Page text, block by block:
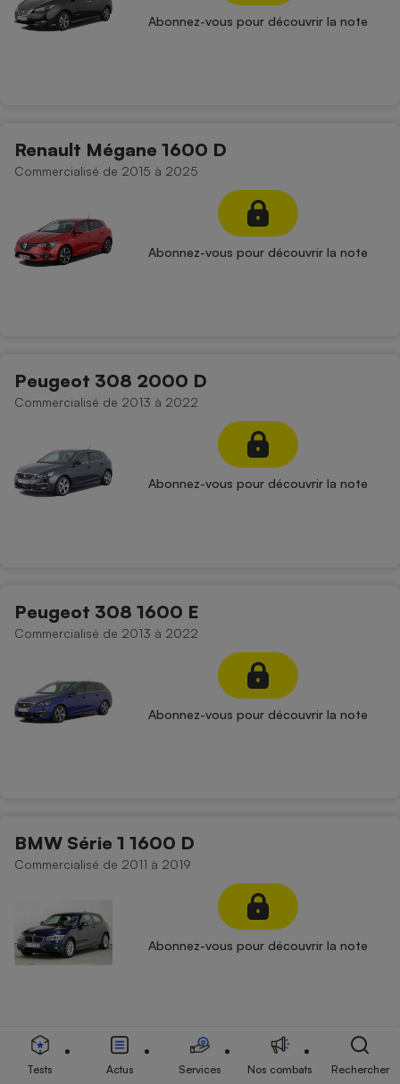
Abonnez-vous pour découvrir la note
Renault Mégane 1600 D
Commercialisé de 2015 à 2025
Abonnez-vous pour découvrir la note
Peugeot 308 2000 D
Commercialisé de 2013 à 2022
Abonnez-vous pour découvrir la note
Peugeot 308 1600 E
Commercialisé de 2013 à 2022
Abonnez-vous pour découvrir la note
BMW Série 1 1600 D
Commercialisé de 2011 à 2019
Abonnez-vous pour découvrir la note
Alfa Romeo Giulietta 2000 D
Tests Actus Services Nos combats Rechercher